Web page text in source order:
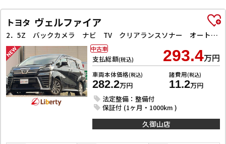
トヨタ ヴェルファイア
2．5Z バックカメラ ナビ TV クリアランスソナー オートクルーズコントロール レーンアシスト 衝突被害軽減システム 両側電動スライドドア オートマチックハイビーム オートライト
支払総額(税込) 293.4万円
車両本体価格(税込)
282.2万円
諸費用(税込)
11.2万円
法定整備：整備付
保証付 (1ヶ月・1000km )
中古車
久御山店